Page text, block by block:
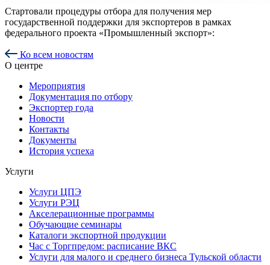
Стартовали процедуры отбора для получения мер
государственной поддержки для экспортеров в рамках
федерального проекта «Промышленный экспорт»:
Ко всем новостям
О центре
Мероприятия
Документация по отбору
Экспортер года
Новости
Контакты
Документы
История успеха
Услуги
Услуги ЦПЭ
Услуги РЭЦ
Акселерационные программы
Обучающие семинары
Каталоги экспортной продукции
Час с Торгпредом: расписание ВКС
Услуги для малого и среднего бизнеса Тульской области